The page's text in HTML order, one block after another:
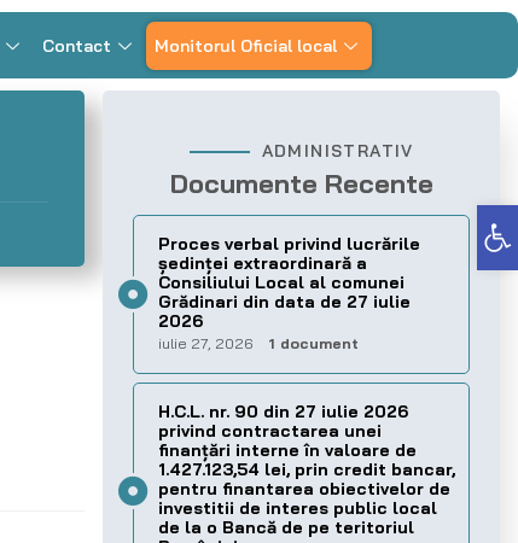
Contact Monitorul Oficial local
ADMINISTRATIV
Documente Recente
Proces verbal privind lucrările
ședinței extraordinară a
Consiliului Local al comunei
Grădinari din data de 27 iulie
2026
iulie 27, 2026 1 document
H.C.L. nr. 90 din 27 iulie 2026
privind contractarea unei
finanțări interne în valoare de
1.427.123,54 lei, prin credit bancar,
pentru finantarea obiectivelor de
investitii de interes public local
de la o Bancă de pe teritoriul
Deschide bara de unelte